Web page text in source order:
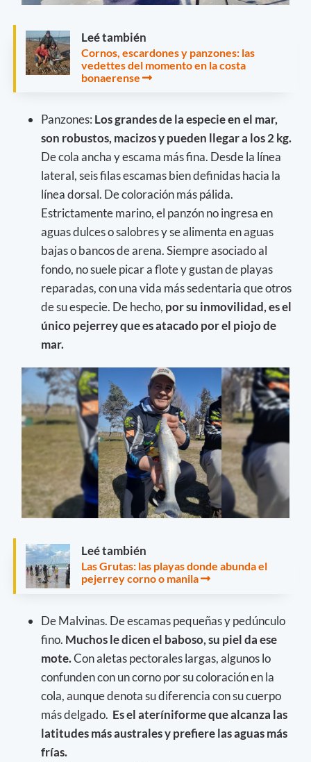
Leé también
Cornos, escardones y panzones: las
vedettes del momento en la costa
bonaerense
Panzones: Los grandes de la especie en el mar,
son robustos, macizos y pueden llegar a los 2 kg.
De cola ancha y escama más fina. Desde la línea
lateral, seis filas escamas bien definidas hacia la
línea dorsal. De coloración más pálida.
Estrictamente marino, el panzón no ingresa en
aguas dulces o salobres y se alimenta en aguas
bajas o bancos de arena. Siempre asociado al
fondo, no suele picar a flote y gustan de playas
reparadas, con una vida más sedentaria que otros
de su especie. De hecho, por su inmovilidad, es el
único pejerrey que es atacado por el piojo de
mar.
Leé también
Las Grutas: las playas donde abunda el
pejerrey corno o manila
De Malvinas. De escamas pequeñas y pedúnculo
fino. Muchos le dicen el baboso, su piel da ese
mote.Con aletas pectorales largas, algunos lo
confunden con un corno por su coloración en la
cola, aunque denota su diferencia con su cuerpo
más delgado. Es el ateríniforme que alcanza las
latitudes más australes y prefiere las aguas más
frías.